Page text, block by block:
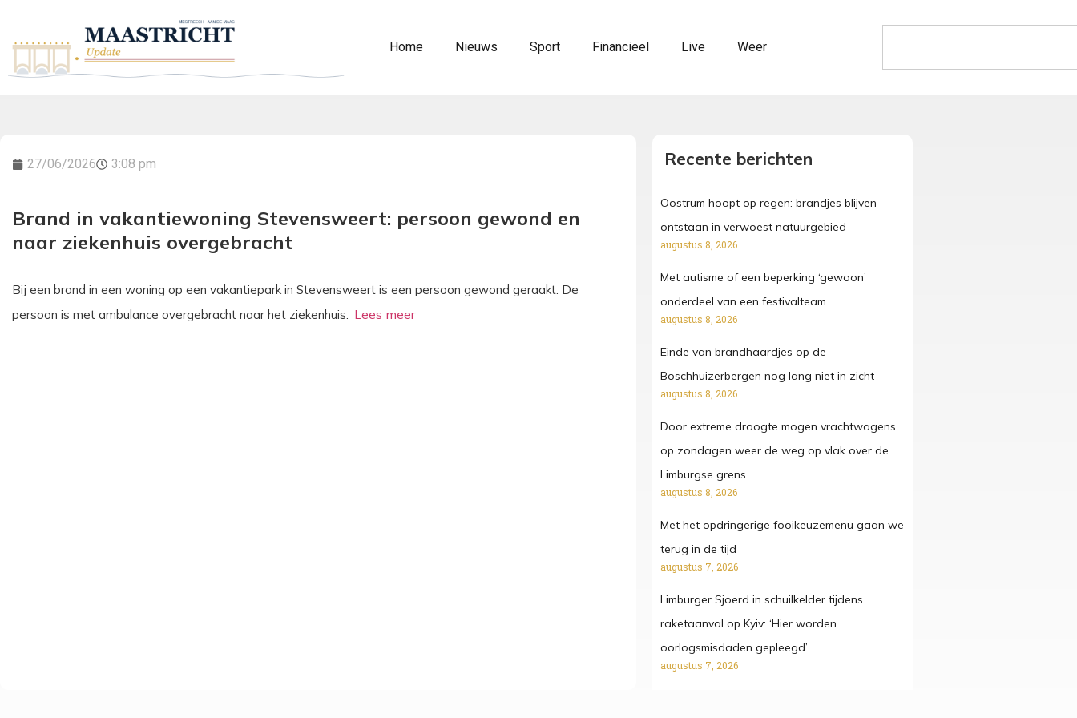
Home Nieuws Sport Financieel Live Weer
27/06/2026 3:08 pm
Brand in vakantiewoning Stevensweert: persoon gewond en
naar ziekenhuis overgebracht
Bij een brand in een woning op een vakantiepark in Stevensweert is een persoon gewond geraakt. De
persoon is met ambulance overgebracht naar het ziekenhuis.
Recente berichten
Oostrum hoopt op regen: brandjes blijven
ontstaan in verwoest natuurgebied
augustus 8, 2026
Met autisme of een beperking ‘gewoon’
onderdeel van een festivalteam
augustus 8, 2026
Einde van brandhaardjes op de
Boschhuizerbergen nog lang niet in zicht
augustus 8, 2026
Door extreme droogte mogen vrachtwagens
op zondagen weer de weg op vlak over de
Limburgse grens
augustus 8, 2026
Met het opdringerige fooikeuzemenu gaan we
terug in de tijd
augustus 7, 2026
Limburger Sjoerd in schuilkelder tijdens
raketaanval op Kyiv: ‘Hier worden
oorlogsmisdaden gepleegd’
augustus 7, 2026